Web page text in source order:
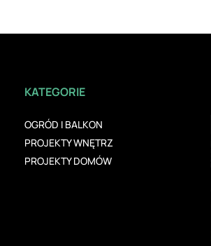
KATEGORIE
OGRÓD I BALKON
PROJEKTY WNĘTRZ
PROJEKTY DOMÓW